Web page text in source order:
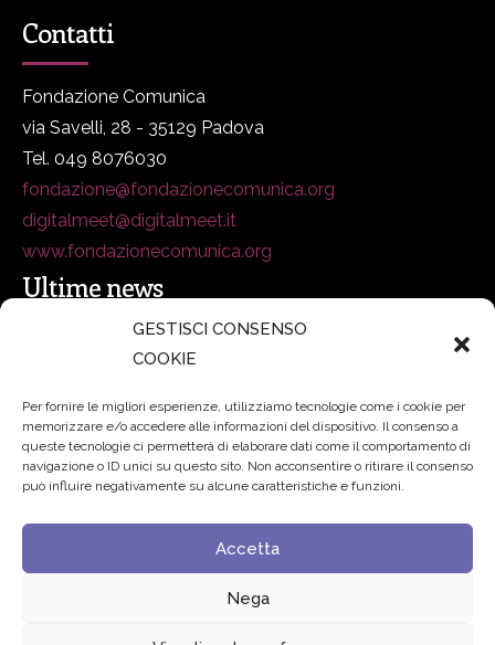
GESTISCI CONSENSO
COOKIE
Per fornire le migliori esperienze, utilizziamo tecnologie come i cookie per
memorizzare e/o accedere alle informazioni del dispositivo. Il consenso a
queste tecnologie ci permetterà di elaborare dati come il comportamento di
navigazione o ID unici su questo sito. Non acconsentire o ritirare il consenso
può influire negativamente su alcune caratteristiche e funzioni.
Accetta
Nega
Contatti
Fondazione Comunica
via Savelli, 28 - 35129 Padova
Tel. 049 8076030
fondazione@fondazionecomunica.org
digitalmeet@digitalmeet.it
www.fondazionecomunica.org
Ultime news
secsolutionforum 2026: è Bologna la nuova capitale
Padre Benanti: «Intelligenza artificiale? Contro i nuovi
algoritmi del potere serve una governance condivisa»
Edvance – Digital Education Hub Higher Education